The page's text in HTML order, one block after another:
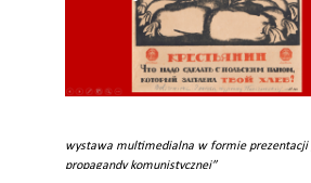
wystawa multimedialna w formie prezentacji
propagandy komunistycznej”